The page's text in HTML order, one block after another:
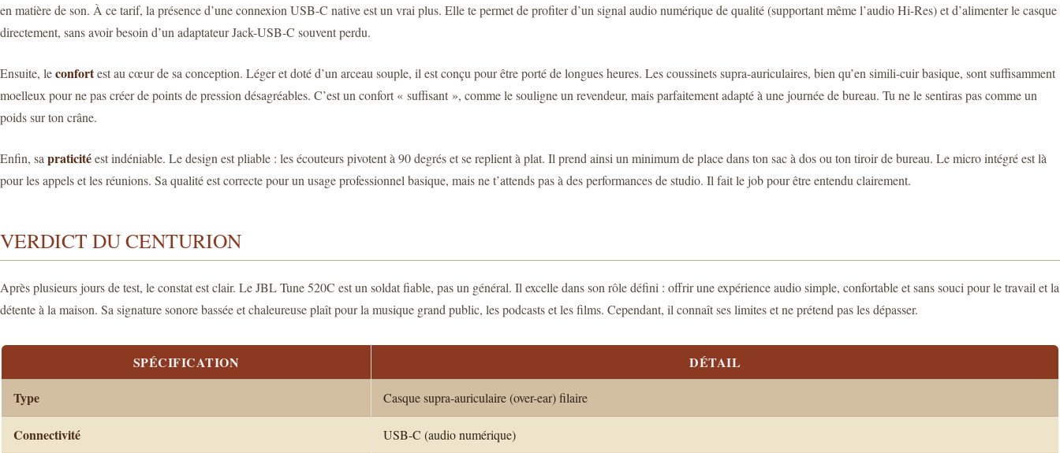
en matière de son. À ce tarif, la présence d’une connexion USB-C native est un vrai plus. Elle te permet de profiter d’un signal audio numérique de qualité (supportant même l’audio Hi-Res) et d’alimenter le casque
directement, sans avoir besoin d’un adaptateur Jack-USB-C souvent perdu.
Ensuite, leconfortest au cœur de sa conception. Léger et doté d’un arceau souple, il est conçu pour être porté de longues heures. Les coussinets supra-auriculaires, bien qu’en simili-cuir basique, sont suffisamment
moelleux pour ne pas créer de points de pression désagréables. C’est un confort « suffisant », comme le souligne un revendeur, mais parfaitement adapté à une journée de bureau. Tu ne le sentiras pas comme un
poids sur ton crâne.
Enfin, sa praticitéest indéniable. Le design est pliable : les écouteurs pivotent à 90 degrés et se replient à plat. Il prend ainsi un minimum de place dans ton sac à dos ou ton tiroir de bureau. Le micro intégré est là
pour les appels et les réunions. Sa qualité est correcte pour un usage professionnel basique, mais ne t’attends pas à des performances de studio. Il fait le job pour être entendu clairement.
VERDICT DU CENTURION
Après plusieurs jours de test, le constat est clair. Le JBL Tune 520C est un soldat fiable, pas un général. Il excelle dans son rôle défini : offrir une expérience audio simple, confortable et sans souci pour le travail et la
détente à la maison. Sa signature sonore bassée et chaleureuse plaît pour la musique grand public, les podcasts et les films. Cependant, il connaît ses limites et ne prétend pas les dépasser.
SPÉCIFICATION
DÉTAIL
Type
Casque supra-auriculaire (over-ear) filaire
Connectivité USB-C (audio numérique)